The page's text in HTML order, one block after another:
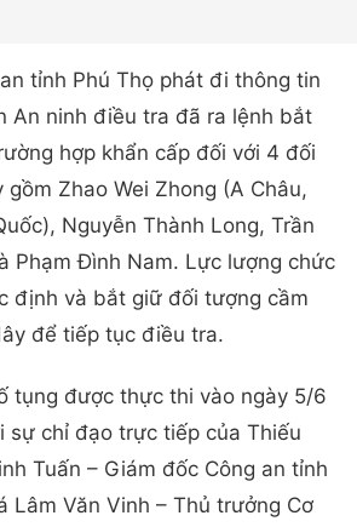
tỉnh Phú Thọ phát đi thông tin
An ninh điều tra đã ra lệnh bắt
hợp khẩn cấp đối với 4 đối
Zhao Wei Zhong (A Châu,
Nguyễn Thành Long, Trần
Phạm Đình Nam. Lực lượng chức
định và bắt giữ đối tượng cầm
để tiếp tục điều tra.
tụng được thực thi vào ngày 5/6
chỉ đạo trực tiếp của Thiếu
Tuấn – Giám đốc Công an tỉnh
Lâm Văn Vinh – Thủ trưởng Cơ